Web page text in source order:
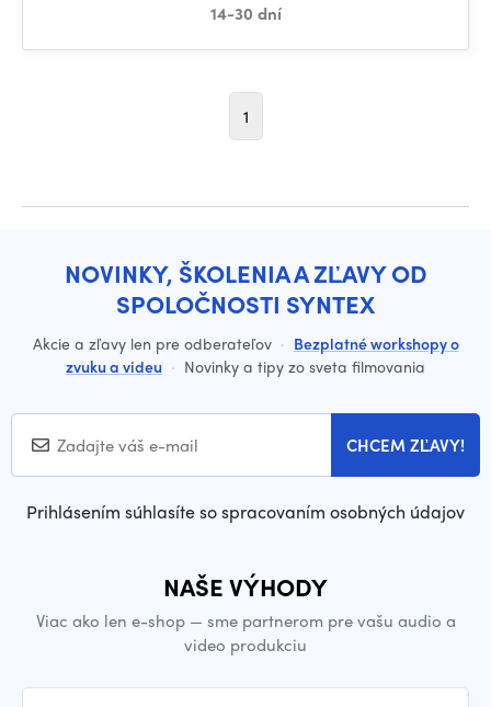
14-30 dní
1
NOVINKY, ŠKOLENIA A ZĽAVY OD
SPOLOČNOSTI SYNTEX
Akcie a zľavy len pre odberateľov · Bezplatné workshopy o
zvuku a videu · Novinky a tipy zo sveta filmovania
CHCEM ZĽAVY!
Prihlásením súhlasíte so spracovaním osobných údajov
NAŠE VÝHODY
Viac ako len e-shop — sme partnerom pre vašu audio a
video produkciu